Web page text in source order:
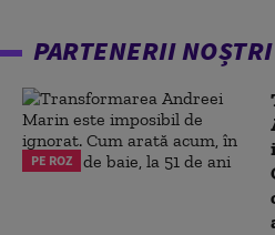
PARTENERII NOȘTRI
PE ROZ